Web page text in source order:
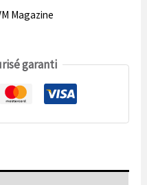
Magazine
garanti